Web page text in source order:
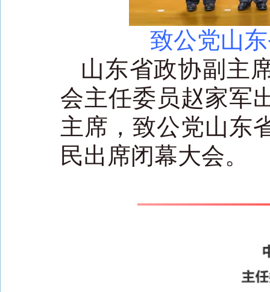
致公党山
山东省政协副主
会主任委员赵家军
主席，致公党山东
民出席闭幕大会。